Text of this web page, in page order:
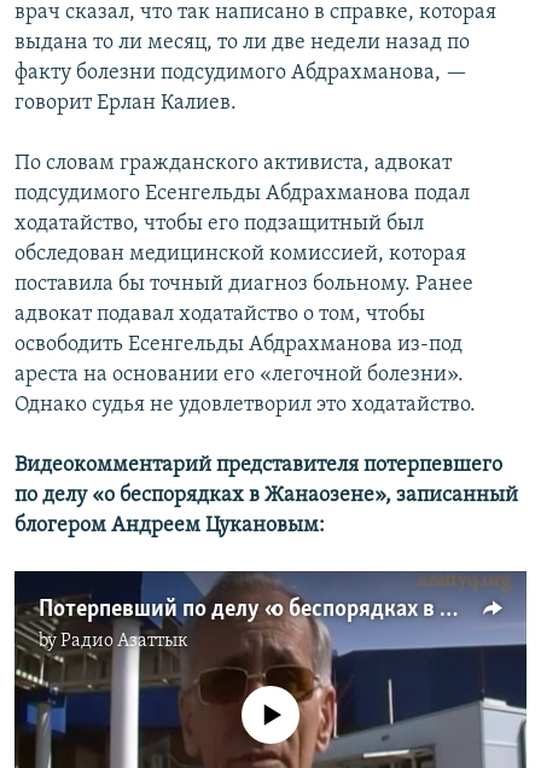
врач сказал, что так написано в справке, которая
выдана то ли месяц, то ли две недели назад по
факту болезни подсудимого Абдрахманова, —
говорит Ерлан Калиев.
По словам гражданского активиста, адвокат
подсудимого Есенгельды Абдрахманова подал
ходатайство, чтобы его подзащитный был
обследован медицинской комиссией, которая
поставила бы точный диагноз больному. Ранее
адвокат подавал ходатайство о том, чтобы
освободить Есенгельды Абдрахманова из-под
ареста на основании его «легочной болезни».
Однако судья не удовлетворил это ходатайство.
Видеокомментарий представителя потерпевшего
по делу «о беспорядках в Жанаозене», записанный
блогером Андреем Цукановым:
Потерпевший по делу «о беспорядках в Жанаозене»
byРадио Азаттык
No media source currently available